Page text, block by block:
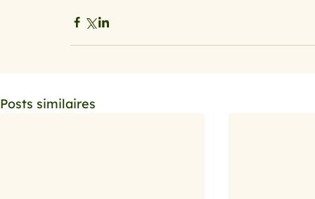
Posts similaires